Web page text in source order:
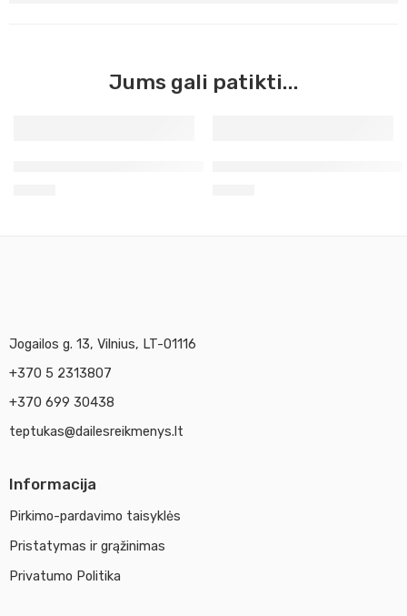
Jums gali patikti...
Jogailos g. 13, Vilnius, LT-01116
+370 5 2313807
+370 699 30438
teptukas@dailesreikmenys.lt
Informacija
Pirkimo-pardavimo taisyklės
Pristatymas ir grąžinimas
Privatumo Politika